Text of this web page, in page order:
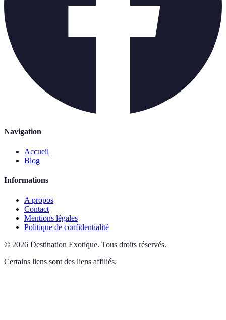
Navigation
Accueil
Blog
Informations
A propos
Contact
Mentions légales
Politique de confidentialité
© 2026 Destination Exotique. Tous droits réservés.
Certains liens sont des liens affiliés.